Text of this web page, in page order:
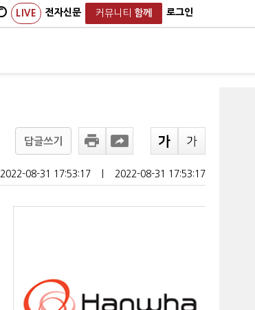
LIVE 전자신문 커뮤니티 함께 로그인
답글쓰기
2022-08-31 17:53:17 2022-08-31 17:53:17